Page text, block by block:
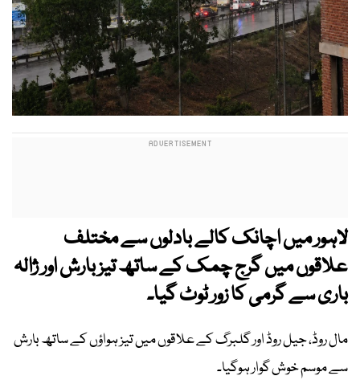
لاہور میں اچانک کالے بادلوں سے مختلف
علاقوں میں گرج چمک کے ساتھ تیز بارش اور ژالہ
باری سے گرمی کا زور ٹوٹ گیا۔
مال روڈ، جیل روڈ اور گلبرگ کے علاقوں میں تیز ہواؤں کے ساتھ بارش
سے موسم خوش گوار ہوگیا۔